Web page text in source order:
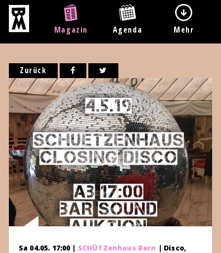
Magazin Agenda Mehr
Zurück
Sa 04.05. 17:00 | SCHÜTZenhaus Bern | Disco,